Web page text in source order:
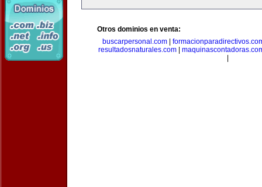
Otros dominios en venta:
buscarpersonal.com|
resultadosnaturales.com|